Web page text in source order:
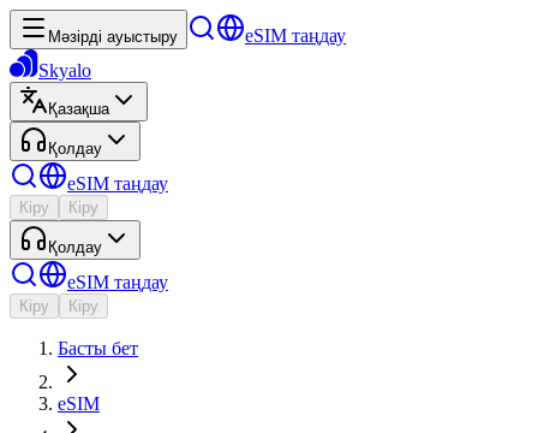
Мәзірді ауыстыру
eSIM таңдау
Skyalo
Қазақша
Қолдау
eSIM таңдау
Кіру Кіру
Қолдау
eSIM таңдау
Кіру Кіру
Басты бет
eSIM